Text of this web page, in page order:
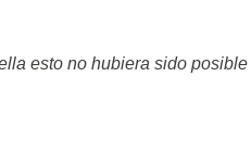
esto no hubiera sido